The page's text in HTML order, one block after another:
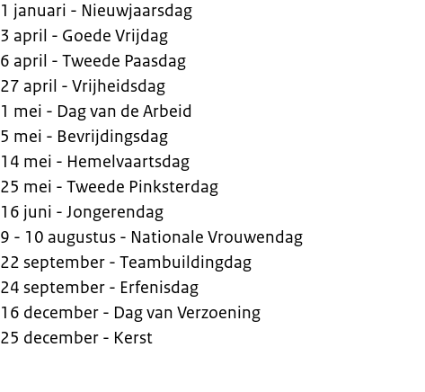
1 januari - Nieuwjaarsdag
3 april - Goede Vrijdag
6 april - Tweede Paasdag
27 april - Vrijheidsdag
1 mei - Dag van de Arbeid
5 mei - Bevrijdingsdag
14 mei - Hemelvaartsdag
25 mei - Tweede Pinksterdag
16 juni - Jongerendag
9 - 10 augustus - Nationale Vrouwendag
22 september - Teambuildingdag
24 september - Erfenisdag
16 december - Dag van Verzoening
25 december - Kerst